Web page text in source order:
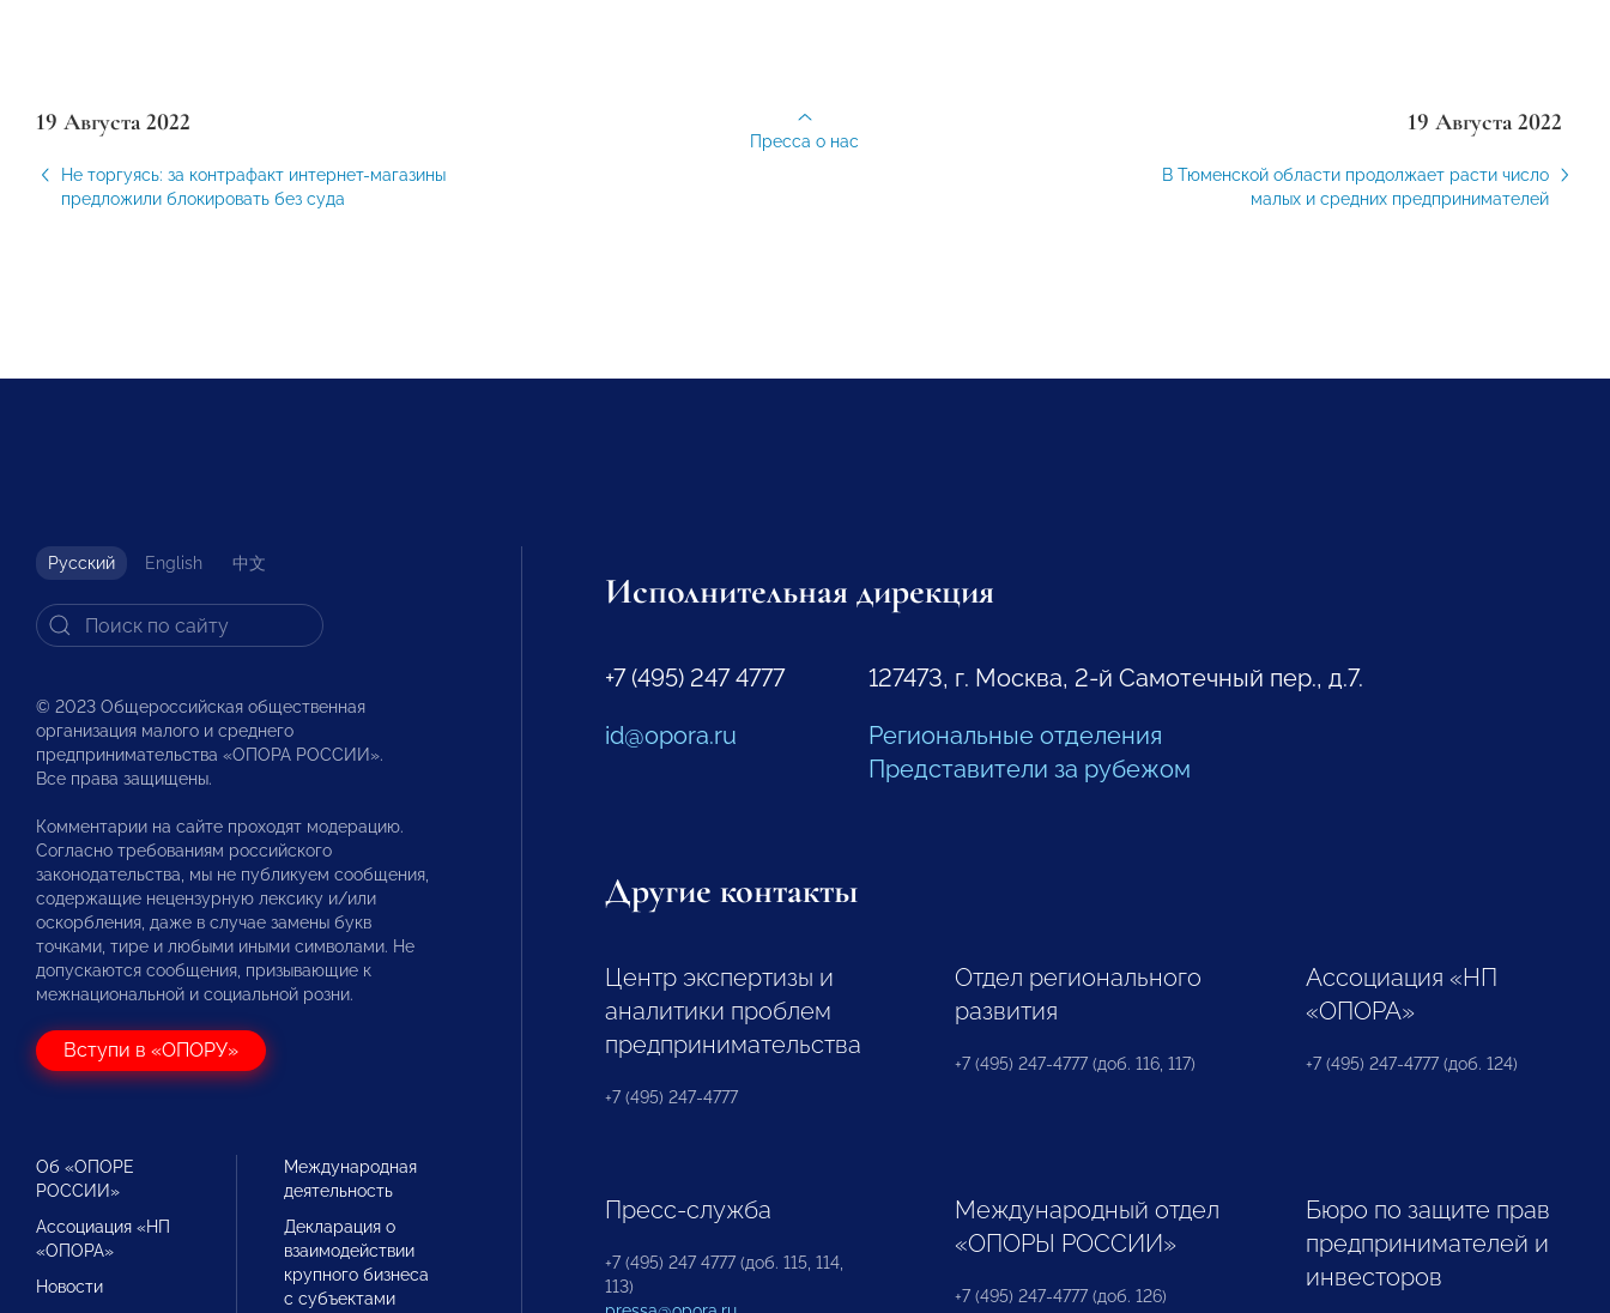
19 Августа 2022
Не торгуясь: за контрафакт интернет-магазины
предложили блокировать без суда
19 Августа 2022
В Тюменской области продолжает расти число
малых и средних предпринимателей
Пресса о нас
Русский English 中文
© 2023 Общероссийская общественная
организация малого и среднего
предпринимательства «ОПОРА РОССИИ».
Все права защищены.
Комментарии на сайте проходят модерацию.
Согласно требованиям российского
законодательства, мы не публикуем сообщения,
содержащие нецензурную лексику и/или
оскорбления, даже в случае замены букв
точками, тире и любыми иными символами. Не
допускаются сообщения, призывающие к
межнациональной и социальной розни.
Вступи в «ОПОРУ»
Об «ОПОРЕ
РОССИИ»
Ассоциация «НП
«ОПОРА»
Новости
Международная
деятельность
Декларация о
взаимодействии
крупного бизнеса
с субъектами
Исполнительная дирекция
+7 (495) 247 4777
id@opora.ru
127473, г. Москва, 2-й Самотечный пер., д.7.
Региональные отделения
Представители за рубежом
Другие контакты
Центр экспертизы и
аналитики проблем
предпринимательства
+7 (495) 247-4777
Отдел регионального
развития
+7 (495) 247-4777 (доб. 116, 117)
Ассоциация «НП
«ОПОРА»
+7 (495) 247-4777 (доб. 124)
Пресс-служба
+7 (495) 247 4777 (доб. 115, 114,
113)
Международный отдел
«ОПОРЫ РОССИИ»
+7 (495) 247-4777 (доб. 126)
Бюро по защите прав
предпринимателей и
инвесторов